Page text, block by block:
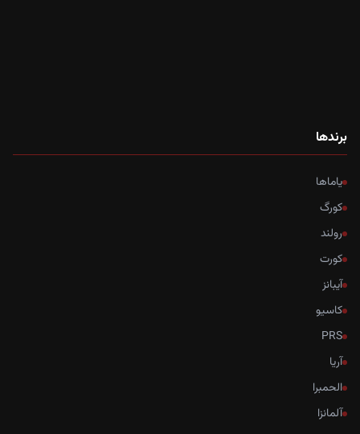
برندها
یاماها
کورگ
رولند
کورت
آیبانز
کاسیو
PRS
آریا
الحمبرا
آلمانزا